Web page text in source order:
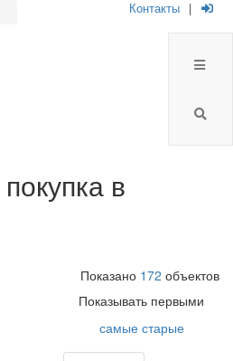
Контакты |
в
Показано 172 объектов
Показывать первыми
самые старые